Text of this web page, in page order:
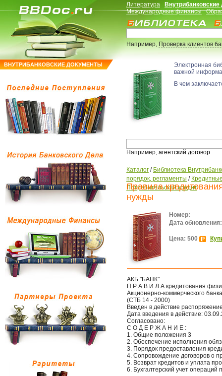
ВНУТРИБАНКОВСКИЕ ДОКУМЕНТЫ
Литература
Международные финансы
Например,Проверка клиентов
Электронная
важной
В чем
Например, агентский договор
Каталог / Библиотека
порядок, регламенты /
Потребительский кредит
Правила
нужды
Номер:
Дата обновления:
Цена: 500
АКБ "БАНК"
П Р А В И Л А кредитования
Акционерно-коммерческого
(СТБ 14 - 2000)
Введен в действие
Дата введения в действие:
Согласовано:
С О Д Е Р Ж А Н И Е :
1. Общие положения 3
2. Обеспечение исполнения
3. Порядок предоставления
4. Сопровождение договоров о
5. Возврат кредитов и уплата
6. Бухгалтерский учет операций